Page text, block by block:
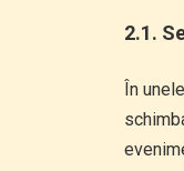
2.1.
În